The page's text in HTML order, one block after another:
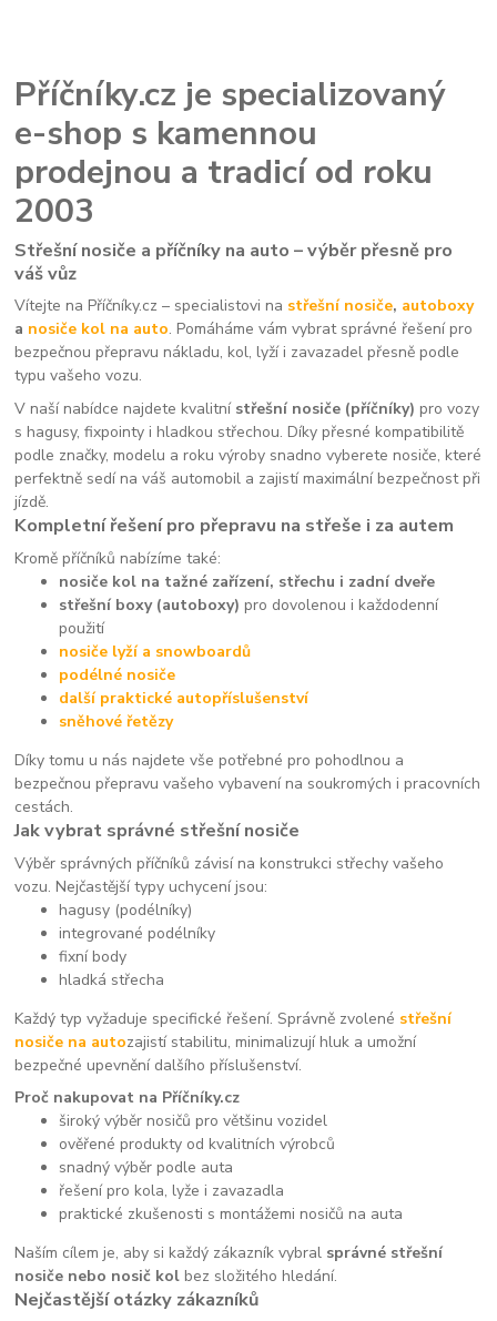
Příčníky.cz je specializovaný
e-shop s kamennou
prodejnou a tradicí od roku
2003
Střešní nosiče a příčníky na auto – výběr přesně pro
váš vůz
Vítejte na Příčníky.cz – specialistovi na střešní nosiče, autoboxy
a nosiče kol na auto. Pomáháme vám vybrat správné řešení pro
bezpečnou přepravu nákladu, kol, lyží i zavazadel přesně podle
typu vašeho vozu.
V naší nabídce najdete kvalitní střešní nosiče (příčníky) pro vozy
s hagusy, fixpointy i hladkou střechou. Díky přesné kompatibilitě
podle značky, modelu a roku výroby snadno vyberete nosiče, které
perfektně sedí na váš automobil a zajistí maximální bezpečnost při
jízdě.
Kompletní řešení pro přepravu na střeše i za autem
Kromě příčníků nabízíme také:
nosiče kol na tažné zařízení, střechu i zadní dveře
střešní boxy (autoboxy) pro dovolenou i každodenní
použití
nosiče lyží a snowboardů
podélné nosiče
další praktické autopříslušenství
sněhové řetězy
Díky tomu u nás najdete vše potřebné pro pohodlnou a
bezpečnou přepravu vašeho vybavení na soukromých i pracovních
cestách.
Jak vybrat správné střešní nosiče
Výběr správných příčníků závisí na konstrukci střechy vašeho
vozu. Nejčastější typy uchycení jsou:
hagusy (podélníky)
integrované podélníky
fixní body
hladká střecha
Každý typ vyžaduje specifické řešení. Správně zvolené střešní
nosiče na autozajistí stabilitu, minimalizují hluk a umožní
bezpečné upevnění dalšího příslušenství.
Proč nakupovat na Příčníky.cz
široký výběr nosičů pro většinu vozidel
ověřené produkty od kvalitních výrobců
snadný výběr podle auta
řešení pro kola, lyže i zavazadla
praktické zkušenosti s montážemi nosičů na auta
Naším cílem je, aby si každý zákazník vybral správné střešní
nosiče nebo nosič kol bez složitého hledání.
Nejčastější otázky zákazníků